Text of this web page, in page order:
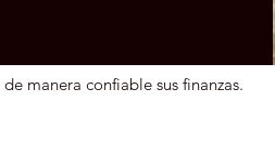
manera confiable sus finanzas.